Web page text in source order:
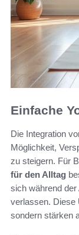
Einfache
Die Integration
Möglichkeit,
zu steigern. Für
für den Alltag
sich während
verlassen. Diese
sondern stärken